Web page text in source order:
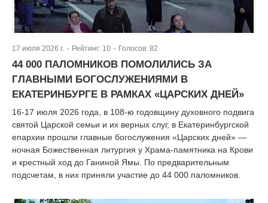
17 июля 2026 г. Рейтинг: 10 Голосов: 82
44 000 ПАЛОМНИКОВ ПОМОЛИЛИСЬ ЗА
ГЛАВНЫМИ БОГОСЛУЖЕНИЯМИ В
ЕКАТЕРИНБУРГЕ В РАМКАХ «ЦАРСКИХ ДНЕЙ»
16-17 июля 2026 года, в 108-ю годовщину духовного подвига
святой Царской семьи и их верных слуг, в Екатеринбургской
епархии прошли главные богослужения «Царских дней» —
ночная Божественная литургия у Храма-памятника на Крови
и крестный ход до Ганиной Ямы. По предварительным
подсчетам, в них приняли участие до 44 000 паломников.